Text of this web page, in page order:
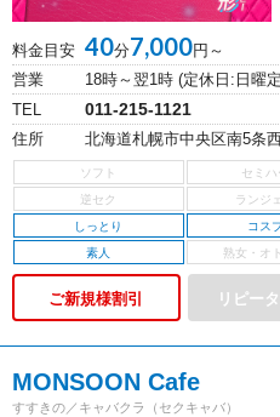
料金目安 40分7,000円～
営業
18時～翌1時 (定休日:日曜
TEL
011-215-1121
住所 北海道札幌市中央区南5条
しっとり
コス
素人
ご新規様割引
MONSOON Cafe
すすきの／キャバクラ（セクキャバ）